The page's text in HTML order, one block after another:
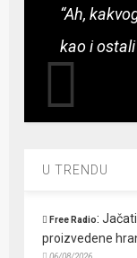
“Ah,
kao i ostali
U TRENDU
Free Radio:
proizvedene